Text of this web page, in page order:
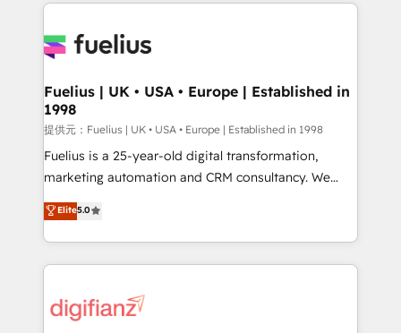
for you and execute it on HubSpot. We are on the
framework, meaning we've been accredited by
HubSpot and vetted by the CCS, which means we
can support public sector companies as well the
other ones listed in our profile. Our services: -
HubSpot implementation - HubSpot CMS website
is there for you to: - Grow revenue, and run your
business more efficiently - Build stronger
more people - Get the most out of your HubSpot
investment
Fuelius | UK • USA • Europe | Established in
1998
提供元：Fuelius | UK • USA • Europe | Established in 1998
Fuelius is a 25-year-old digital transformation,
marketing automation and CRM consultancy. We
enable mid-market and enterprise clients to
maximise their return from digital and fuel their
growth. We modernise platforms, streamline
operations that are causing inefficiencies, improve
supercharge revenue operations Key services: • CRM
Elite5.0